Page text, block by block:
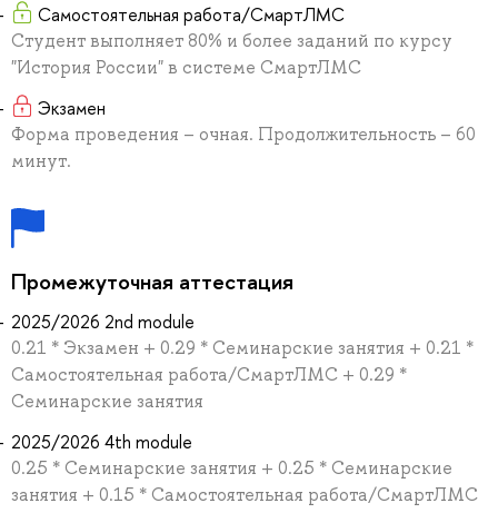
Самостоятельная работа/СмартЛМС
Студент выполняет 80% и более заданий по курсу
"История России" в системе СмартЛМС
Экзамен
Форма проведения – очная. Продолжительность – 60
минут.
Промежуточная аттестация
2025/2026 2nd module
0.21 * Экзамен + 0.29 * Семинарские занятия + 0.21 *
Самостоятельная работа/СмартЛМС + 0.29 *
Семинарские занятия
2025/2026 4th module
0.25 * Семинарские занятия + 0.25 * Семинарские
занятия + 0.15 * Самостоятельная работа/СмартЛМС